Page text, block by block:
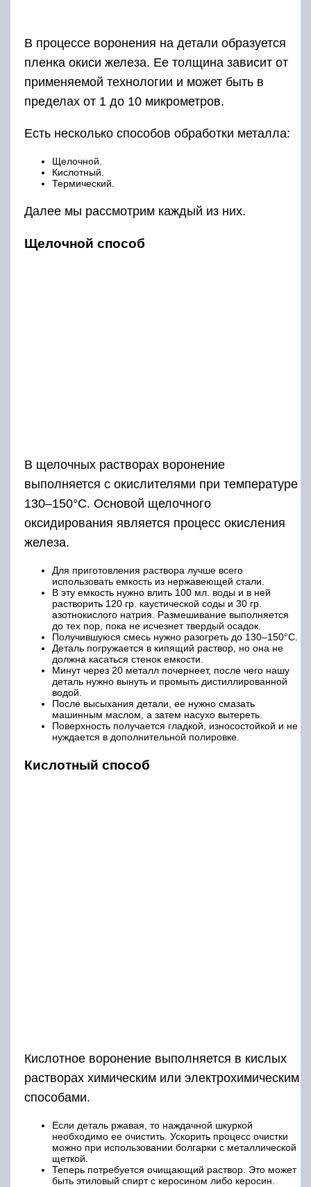
В процессе воронения на детали образуется
пленка окиси железа. Ее толщина зависит от
применяемой технологии и может быть в
пределах от 1 до 10 микрометров.
Есть несколько способов обработки металла:
Щелочной.
Кислотный.
Термический.
Далее мы рассмотрим каждый из них.
Щелочной способ
В щелочных растворах воронение
выполняется с окислителями при температуре
130‒150°C. Основой щелочного
оксидирования является процесс окисления
железа.
Для приготовления раствора лучше всего
использовать емкость из нержавеющей стали.
В эту емкость нужно влить 100 мл. воды и в ней
растворить 120 гр. каустической соды и 30 гр.
азотнокислого натрия. Размешивание выполняется
до тех пор, пока не исчезнет твердый осадок.
Получившуюся смесь нужно разогреть до 130‒150°C.
Деталь погружается в кипящий раствор, но она не
должна касаться стенок емкости.
Минут через 20 металл почернеет, после чего нашу
деталь нужно вынуть и промыть дистиллированной
водой.
После высыхания детали, ее нужно смазать
машинным маслом, а затем насухо вытереть.
Поверхность получается гладкой, износостойкой и не
нуждается в дополнительной полировке.
Кислотный способ
Кислотное воронение выполняется в кислых
растворах химическим или электрохимическим
способами.
Если деталь ржавая, то наждачной шкуркой
необходимо ее очистить. Ускорить процесс очистки
можно при использовании болгарки с металлической
щеткой.
Теперь потребуется очищающий раствор. Это может
быть этиловый спирт с керосином либо керосин.